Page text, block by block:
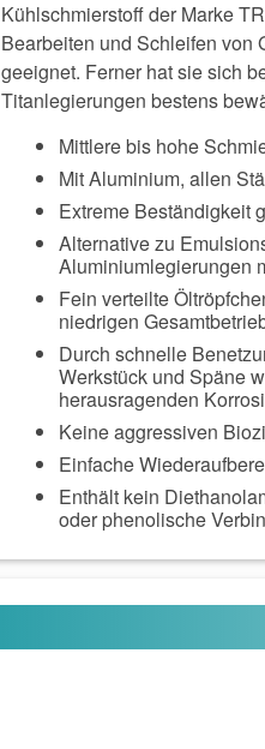
Kühlschmierstoff der Marke
Bearbeiten und Schleifen von
geeignet. Ferner hat sie sich
Titanlegierungen bestens
Mittlere bis hohe
Mit Aluminium, allen
Extreme Beständigkeit
Alternative zu
Aluminiumlegierungen
Fein verteilte
niedrigen
Durch schnelle
Werkstück und Späne
herausragenden
Keine aggressiven
Einfache
Enthält kein
oder phenolische